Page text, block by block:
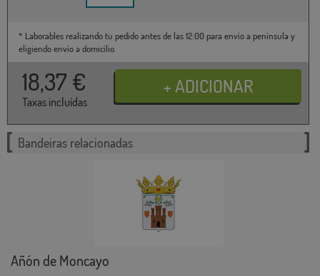
* Laborables realizando tu pedido antes de las 12:00 para envío a península y
eligiendo envío a domicilio.
18,37 €
Taxas incluídas
Bandeiras relacionadas
Añón de Moncayo